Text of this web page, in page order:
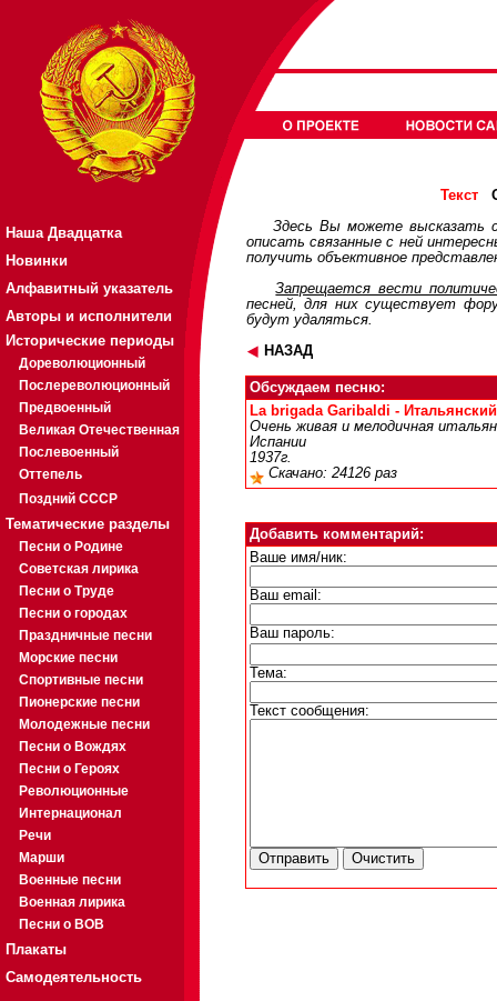
Наша Двадцатка
Новинки
Алфавитный указатель
Авторы и исполнители
Исторические периоды
Дореволюционный
Послереволюционный
Предвоенный
Великая Отечественная
Послевоенный
Оттепель
Поздний СССР
Тематические разделы
Песни о Родине
Советская лирика
Песни о Труде
Песни о городах
Праздничные песни
Морские песни
Спортивные песни
Пионерские песни
Молодежные песни
Песни о Вождях
Песни о Героях
Революционные
Интернационал
Речи
Марши
Военные песни
Военная лирика
Песни о ВОВ
Плакаты
Самодеятельность
Текст
Здесь Вы можете высказать
описать связанные с ней
получить объективное
Запрещается вести
песней, для них существует
будут удаляться.
НАЗАД
Обсуждаем песню:
La brigada Garibaldi -
Очень живая и мелодичная
Испании
1937г.
Скачано: 24126 раз
Добавить комментарий:
Ваше имя/ник:
Ваш email:
Ваш пароль:
Тема:
Текст сообщения: